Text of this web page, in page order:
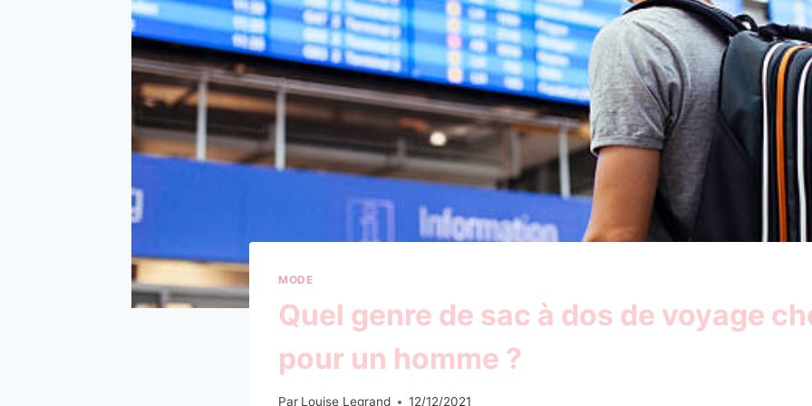
MODE
Quel genre de sac à dos de voyage
pour un homme ?
Par Louise Legrand 12/12/2021